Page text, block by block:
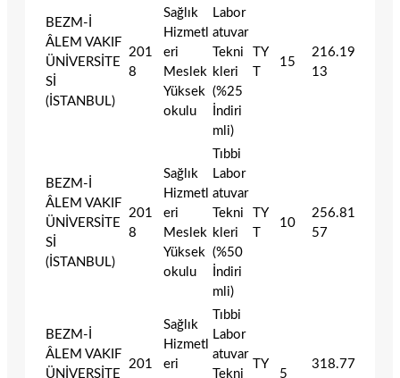
BEZM-İ
ÂLEM VAKIF
ÜNİVERSİTE
Sİ
(İSTANBUL)
201
8
Sağlık
Hizmetl
eri
Meslek
Yüksek
okulu
Labor
atuvar
Tekni
kleri
(%25
İndiri
mli)
TY
T
15
216.19
13
BEZM-İ
ÂLEM VAKIF
ÜNİVERSİTE
Sİ
(İSTANBUL)
201
8
Sağlık
Hizmetl
eri
Meslek
Yüksek
okulu
Tıbbi
Labor
atuvar
Tekni
kleri
(%50
İndiri
mli)
TY
T
10
256.81
57
BEZM-İ
ÂLEM VAKIF
ÜNİVERSİTE
201
Sağlık
Hizmetl
eri
Tıbbi
Labor
atuvar
Tekni
TY
5
318.77